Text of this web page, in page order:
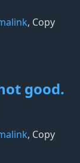
, Copy
good.
, Copy